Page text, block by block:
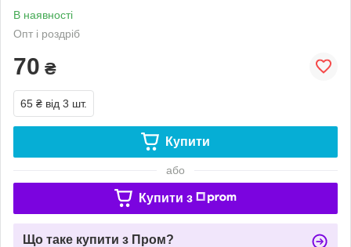
В наявності
Опт і роздріб
70 ₴
65 ₴ від 3 шт.
Купити
або
Купити з
Що таке купити з Пром?